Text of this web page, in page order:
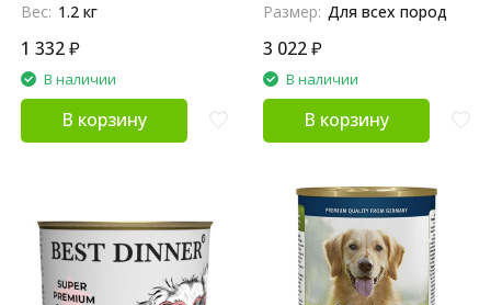
Вес: 1.2 кг
1 332₽
В наличии
В корзину
Размер: Для всех пород
3 022₽
В наличии
В корзину